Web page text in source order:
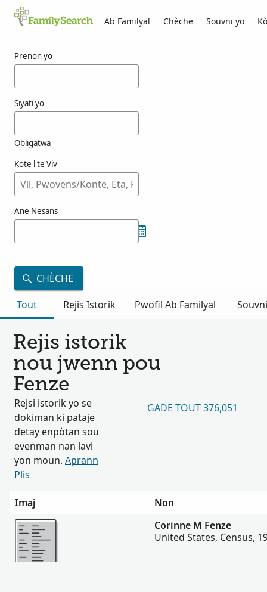
Ab Familyal Chèche Souvni yo
Prenon yo
Siyati yo
Obligatwa
Kote l te Viv
Ane Nesans
CHÈCHE
Tout
Rejis Istorik Pwofil Ab Familyal Souvni
Rejis istorik
nou jwenn pou
Fenze
Rejsi istorik yo se
dokiman ki pataje
detay enpòtan sou
evenman nan lavi
yon moun. Aprann
Plis
GADE TOUT 376,051
Imaj
Non
Plis
Corinne M Fenze
United States, Census,